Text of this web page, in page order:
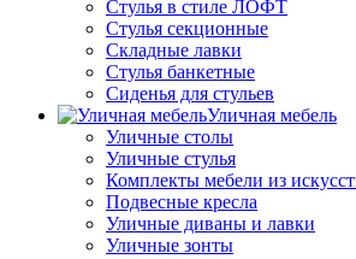
Стулья в стиле ЛОФТ
Стулья секционные
Складные лавки
Стулья банкетные
Сиденья для стульев
Уличная мебель
Уличные столы
Уличные стулья
Комплекты мебели из
Подвесные кресла
Уличные диваны и лавки
Уличные зонты